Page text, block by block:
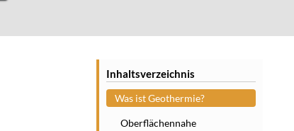
Inhaltsverzeichnis
Was ist Geothermie?
Oberflächennahe